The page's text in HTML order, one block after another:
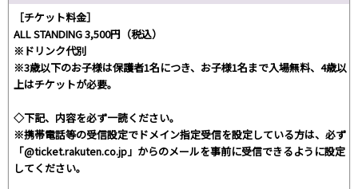
［チケット料金］
ALL STANDING 3,500円（税込）
※ドリンク代別
※3歳以下のお子様は保護者1名につき、お子様1名まで入場無料、4歳以
上はチケットが必要。
◇下記、内容を必ず一読ください。
※携帯電話等の受信設定でドメイン指定受信を設定している方は、必ず
「@ticket.rakuten.co.jp」からのメールを事前に受信できるように設定
してください。